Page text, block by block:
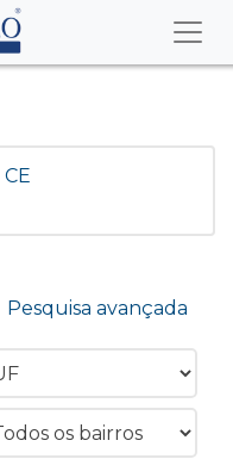
CE
Pesquisa avançada